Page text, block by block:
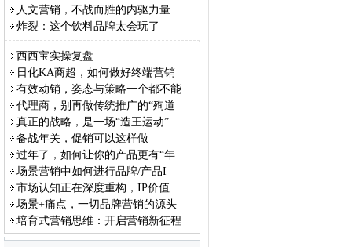
人文营销，不战而胜的内驱力量
炸裂：这个饮料品牌太会玩了
西西宝实操复盘
日化KA商超，如何做好终端营销
有效动销，姿态与策略一个都不能
代理商，别再做传统推广的“殉道
真正的战略，是一场“造王运动”
备战年关，促销可以这样做
过年了，如何让你的产品更有“年
场景营销中如何进行品牌/产品I
市场认知正在深度重构，IP价值
场景+痛点，一切品牌营销的源头
培育式营销思维：开启营销新征程